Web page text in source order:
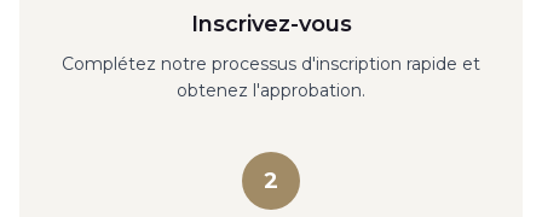
Inscrivez-vous
Complétez notre processus d'inscription rapide et
obtenez l'approbation.
2